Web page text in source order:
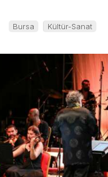
Bursa Kültür-Sanat